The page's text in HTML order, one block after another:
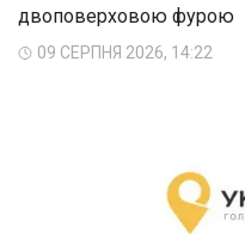
двоповерховою фурою
09 СЕРПНЯ 2026, 14:22